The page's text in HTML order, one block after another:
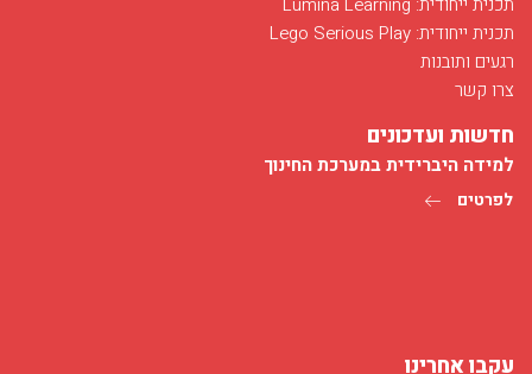
תכנית ייחודית: Lego Serious Play
רגעים ותובנות
צרו קשר
חדשות ועדכונים
03/12/2017
חודש מאי בפלג מוקדש לפרויקט הנחיה של מועמדים ללימודי רפואה...
למידה היברידית במערכת החינוך
לפרטים
עקבו אחרינו